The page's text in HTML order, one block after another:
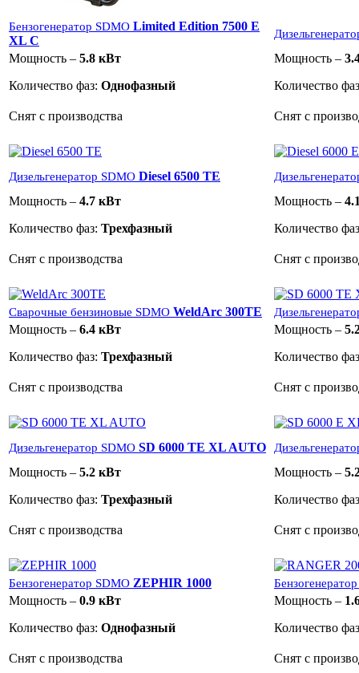
Бензогенератор SDMO Limited Edition 7500 E
XL C
Мощность – 5.8 кВт
Количество фаз: Однофазный
Мощность –
Количество
Снят с производства Снят с
Дизельгенератор SDMO Diesel 6500 TE
Мощность – 4.7 кВт
Количество фаз: Трехфазный
Мощность –
Количество
Снят с производства Снят с
Сварочные бензиновые SDMO WeldArc 300TE
Мощность – 6.4 кВт
Количество фаз: Трехфазный
Мощность –
Количество
Снят с производства Снят с
Дизельгенератор SDMO SD 6000 TE XL AUTO
Мощность – 5.2 кВт
Количество фаз: Трехфазный
Мощность –
Количество
Снят с производства Снят с
Бензогенератор SDMO ZEPHIR 1000
Мощность – 0.9 кВт
Количество фаз: Однофазный
Мощность –
Количество
Снят с производства Снят с